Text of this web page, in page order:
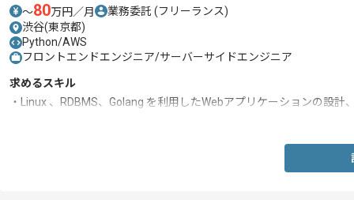
〜80万円／月 業務委託 (フリーランス)
渋谷(東京都)
Python/AWS
フロントエンドエンジニア/サーバーサイドエンジニア
求めるスキル
・Linux 、RDBMS、Golang を利用したWebアプリケーションの設計